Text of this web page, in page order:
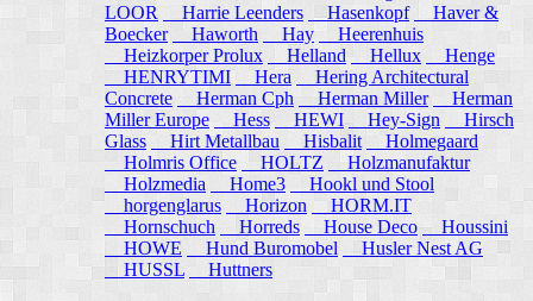
LOOR
Harrie Leenders Hasenkopf
Haver &
Boecker
Haworth Hay
Heerenhuis
Heizkorper Prolux
Helland Hellux
Henge
HENRYTIMI
Hera
Hering Architectural
Concrete
Herman Cph Herman Miller
Herman
Miller Europe
Hess HEWI Hey-Sign
Hirsch
Glass
Hirt Metallbau Hisbalit
Holmegaard
Holmris Office
HOLTZ
Holzmanufaktur
Holzmedia
Home3
Hookl und Stool
horgenglarus
Horizon
HORM.IT
Hornschuch
Horreds House Deco
Houssini
HOWE
Hund Buromobel
Husler Nest AG
HUSSL
Huttners